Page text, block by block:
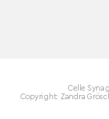
Celle
Copyright: Zandra